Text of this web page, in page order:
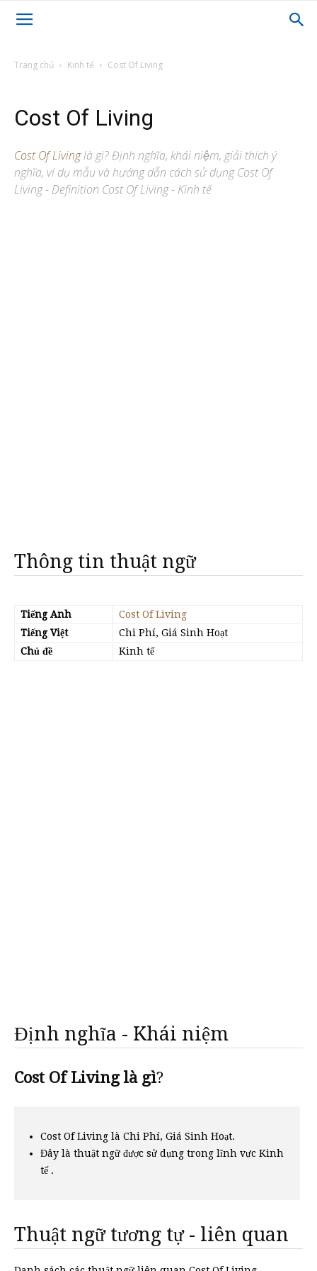
Trang chủ Kinh tế Cost Of Living
Cost Of Living
Cost Of Livinglà gì? Định nghĩa, khái niệm, giải thích ý
nghĩa, ví dụ mẫu và hướng dẫn cách sử dụng Cost Of
Living - Definition Cost Of Living - Kinh tế
Thông tin thuật ngữ
Tiếng Anh
Cost Of Living
Tiếng Việt
Chi Phí, Giá Sinh Hoạt
Chủ đề
Kinh tế
Định nghĩa - Khái niệm
Cost Of Living là gì?
Cost Of Living là Chi Phí, Giá Sinh Hoạt.
Đây là thuật ngữ được sử dụng trong lĩnh vực Kinh
tế .
Thuật ngữ tương tự - liên quan